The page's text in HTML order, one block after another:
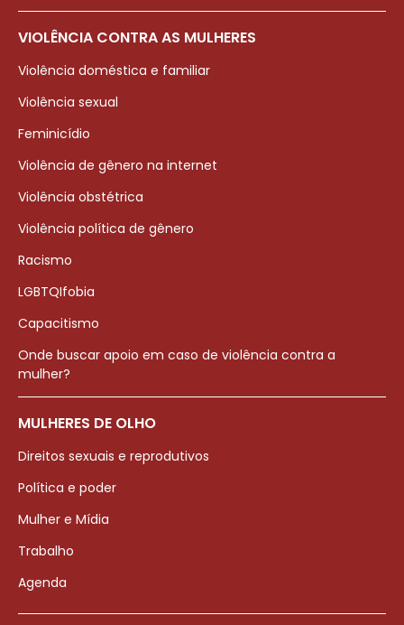
VIOLÊNCIA CONTRA AS MULHERES
Violência doméstica e familiar
Violência sexual
Feminicídio
Violência de gênero na internet
Violência obstétrica
Violência política de gênero
Racismo
LGBTQIfobia
Capacitismo
Onde buscar apoio em caso de violência contra a
mulher?
MULHERES DE OLHO
Direitos sexuais e reprodutivos
Política e poder
Mulher e Mídia
Trabalho
Agenda